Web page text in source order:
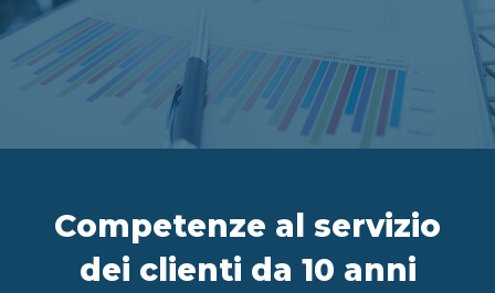
IT FR ES
Competenze al servizio
dei clienti da 10 anni